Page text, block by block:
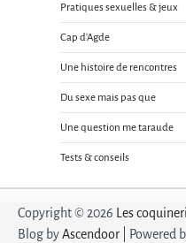
Pratiques sexuelles & jeux
Cap d'Agde
Une histoire de rencontres
Du sexe mais pas que
Une question me taraude
Tests & conseils
Copyright © 2026 Les
Blog byAscendoor | Powered